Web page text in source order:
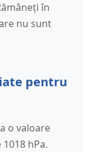
în
nu sunt
pentru
o valoare
hPa.